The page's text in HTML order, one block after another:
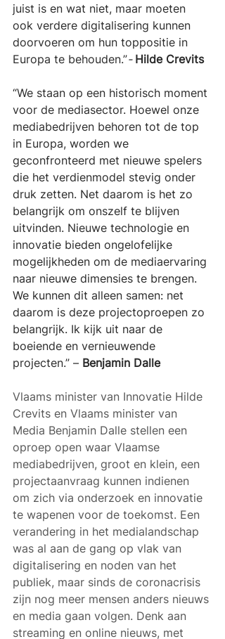
juist is en wat niet, maar moeten
ook verdere digitalisering kunnen
doorvoeren om hun toppositie in
Europa te behouden.”- Hilde Crevits
“We staan op een historisch moment
voor de mediasector. Hoewel onze
mediabedrijven behoren tot de top
in Europa, worden we
geconfronteerd met nieuwe spelers
die het verdienmodel stevig onder
druk zetten. Net daarom is het zo
belangrijk om onszelf te blijven
uitvinden. Nieuwe technologie en
innovatie bieden ongelofelijke
mogelijkheden om de mediaervaring
naar nieuwe dimensies te brengen.
We kunnen dit alleen samen: net
daarom is deze projectoproepen zo
belangrijk. Ik kijk uit naar de
boeiende en vernieuwende
projecten.” – Benjamin Dalle
Vlaams minister van Innovatie Hilde
Crevits en Vlaams minister van
Media Benjamin Dalle stellen een
oproep open waar Vlaamse
mediabedrijven, groot en klein, een
projectaanvraag kunnen indienen
om zich via onderzoek en innovatie
te wapenen voor de toekomst. Een
verandering in het medialandschap
was al aan de gang op vlak van
digitalisering en noden van het
publiek, maar sinds de coronacrisis
zijn nog meer mensen anders nieuws
en media gaan volgen. Denk aan
streaming en online nieuws, met